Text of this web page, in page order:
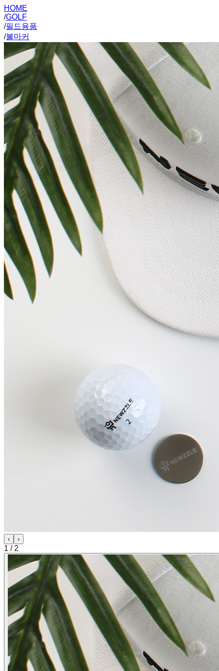
HOME
/GOLF
/필드용품
/볼마커
‹ ›
1 / 2